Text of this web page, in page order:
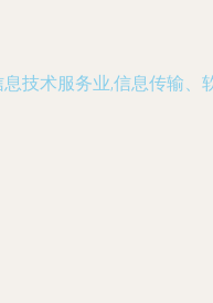
技术服务业,信息传输、